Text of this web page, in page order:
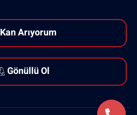
Kan Arıyorum
Gönüllü Ol